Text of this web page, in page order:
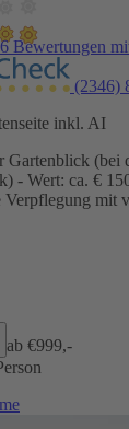
Bewertungen
(2346)
inkl. AI
Gartenblick (bei
- Wert: ca. €
mit
ab €999,-